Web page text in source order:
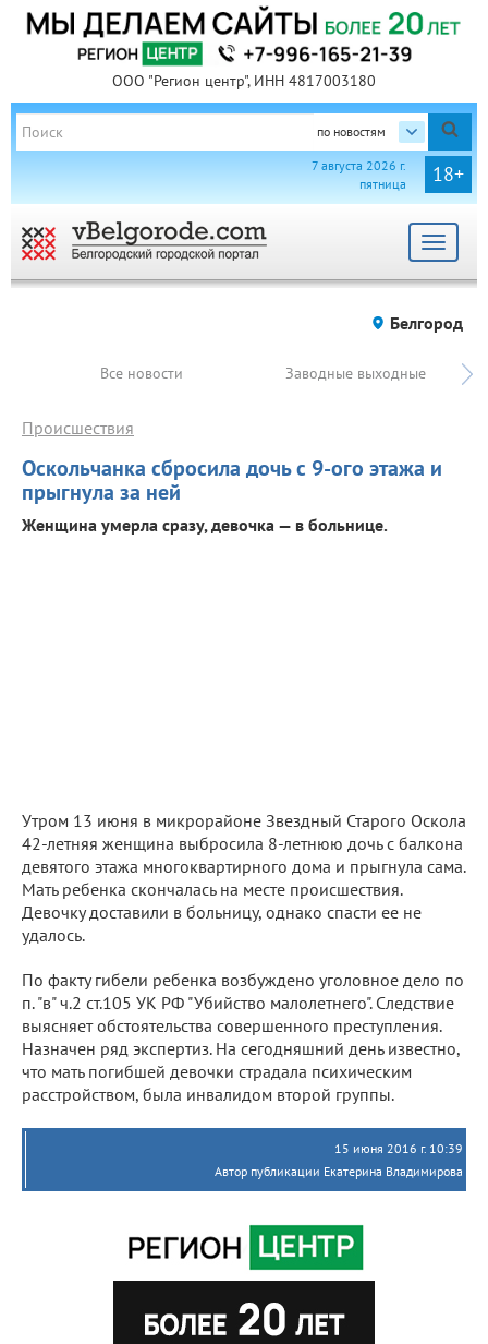
ООО "Регион центр", ИНН 4817003180
по новостям
18+
7 августа 2026 г.
пятница
Toggle
Белгород
Все новости Заводные выходные
Оскольчанка сбросила дочь с 9-ого этажа и
прыгнула за ней
Происшествия
Женщина умерла сразу, девочка — в больнице.
Утром 13 июня в микрорайоне Звездный Старого Оскола
42-летняя женщина выбросила 8-летнюю дочь с балкона
девятого этажа многоквартирного дома и прыгнула сама.
Мать ребенка скончалась на месте происшествия.
Девочку доставили в больницу, однако спасти ее не
удалось.
По факту гибели ребенка возбуждено уголовное дело по
п. "в" ч.2 ст.105 УК РФ "Убийство малолетнего". Следствие
выясняет обстоятельства совершенного преступления.
Назначен ряд экспертиз. На сегодняшний день известно,
что мать погибшей девочки страдала психическим
расстройством, была инвалидом второй группы.
15 июня 2016 г. 10:39
Автор публикации Екатерина Владимирова